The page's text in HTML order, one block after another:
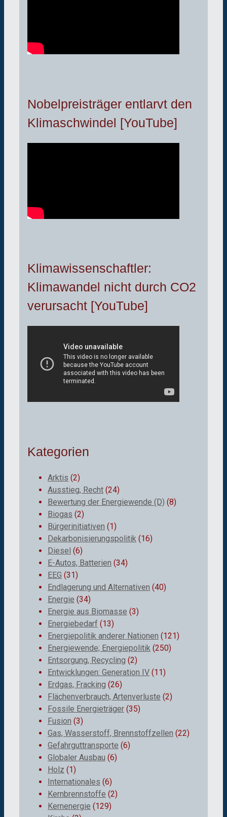
Nobelpreisträger entlarvt den
Klimaschwindel [YouTube]
Klimawissenschaftler:
Klimawandel nicht durch CO2
verursacht [YouTube]
Kategorien
Arktis (2)
Ausstieg, Recht (24)
Bewertung der Energiewende (D) (8)
Biogas (2)
Bürgerinitiativen (1)
Dekarbonisierungspolitik (16)
Diesel (6)
E-Autos, Batterien (34)
EEG (31)
Endlagerung und Alternativen (40)
Energie (34)
Energie aus Biomasse (3)
Energiebedarf (13)
Energiepolitik anderer Nationen (121)
Energiewende; Energiepolitik (250)
Entsorgung, Recycling (2)
Entwicklungen: Generation IV (11)
Erdgas, Fracking (26)
Flächenverbrauch, Artenverluste (2)
Fossile Energieträger (35)
Fusion (3)
Gas, Wasserstoff, Brennstoffzellen (22)
Gefahrguttransporte (6)
Globaler Ausbau (6)
Holz (1)
Internationales (6)
Kernbrennstoffe (2)
Kernenergie (129)